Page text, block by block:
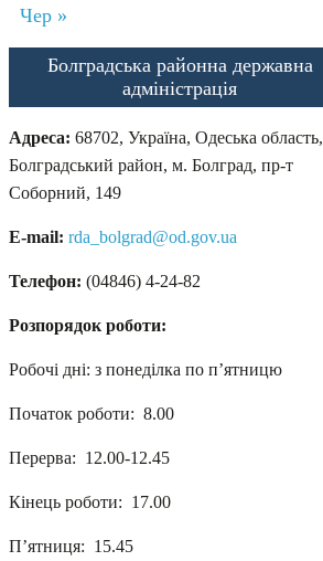
Чер »
Болградська районна державна
адміністрація
Адреса: 68702, Україна, Одеська область,
Болградський район, м. Болград, пр-т
Соборний, 149
E-mail: rda_bolgrad@od.gov.ua
Телефон: (04846) 4-24-82
Розпорядок роботи:
Робочі дні: з понеділка по п’ятницю
Початок роботи: 8.00
Перерва: 12.00-12.45
Кінець роботи: 17.00
П’ятниця: 15.45